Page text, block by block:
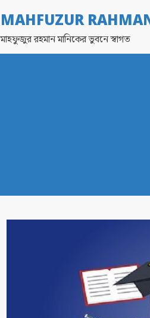
MAHFUZUR
মাহফুজুর রহমান মানিকের ভুবনে স্বাগত